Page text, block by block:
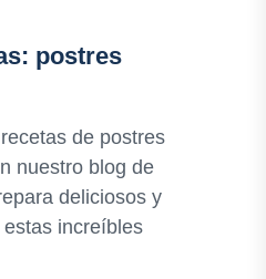
postres
de postres
nuestro blog de
deliciosos y
increíbles